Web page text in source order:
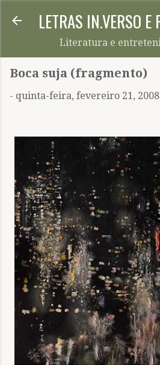
Pular para o
LETRAS IN.VERSO E
Literatura e
Boca suja (fragmento)
- quinta-feira, fevereiro 21, 2008